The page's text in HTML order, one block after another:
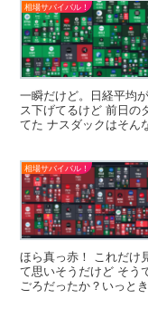
相場サバイバル！
一瞬だけど。日経平均
ス下げてるけど 前日の
てた ナスダックはそん
相場サバイバル！
ほら真っ赤！ これだけ
て思いそうだけど そう
ごろだったか？いっと